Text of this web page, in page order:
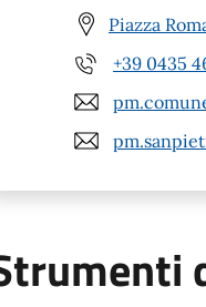
Piazza
+39 0435